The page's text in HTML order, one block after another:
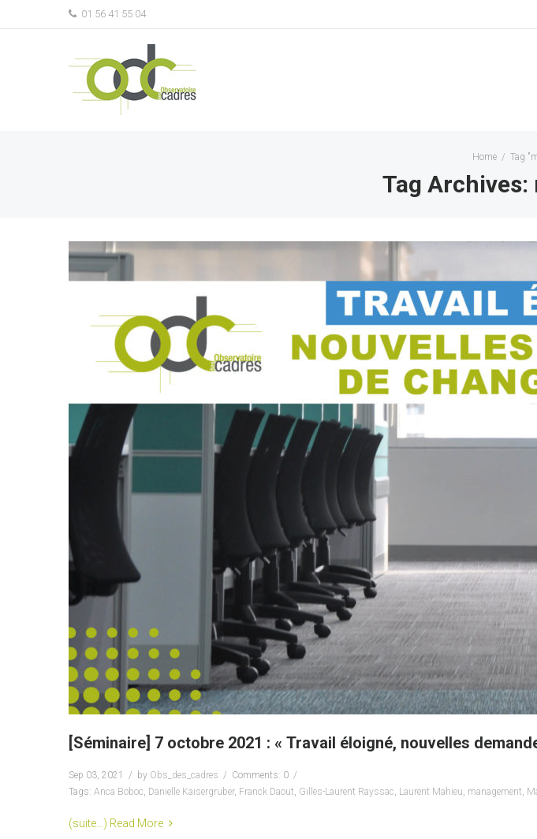
01 56 41 55 04
Home / Tag
Tag
[Séminaire] 7 octobre 2021 : « Travail éloigné, nouvelles
Sep 03, 2021 by Obs_des_cadres
Comments: 0
Tags: Anca Boboc, Danielle Kaisergruber, Franck Daout, Gilles-Laurent Rayssac, Laurent Mahieu, management,
(suite…) Read More